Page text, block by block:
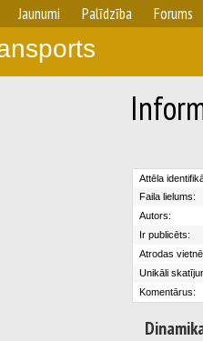
Jaunumi Palīdzība Forums
Attēla
Faila lielums:
Autors:
Ir publicēts:
Atrodas
Unikāli
Komentārus: